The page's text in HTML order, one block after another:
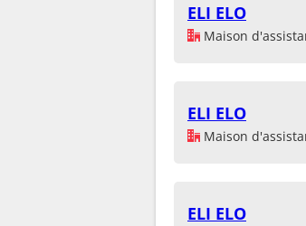
ELI ELO
Maison
ELI ELO
Maison
ELI ELO